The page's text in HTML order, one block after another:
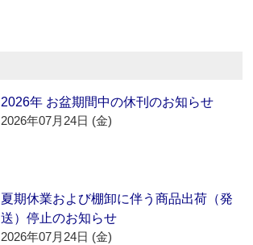
2026年 お盆期間中の休刊のお知らせ
2026年07月24日 (金)
夏期休業および棚卸に伴う商品出荷（発
送）停止のお知らせ
2026年07月24日 (金)